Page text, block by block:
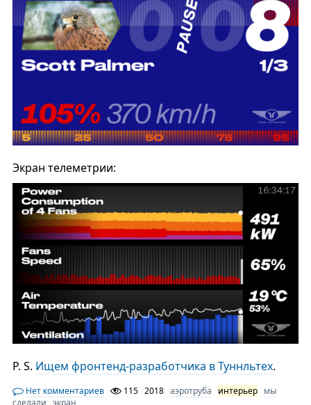
Экран телеметрии:
P. S. Ищем фронтенд-разработчика в Туннльтех.
Нет комментариев 115 2018 аэротруба интерьер мы